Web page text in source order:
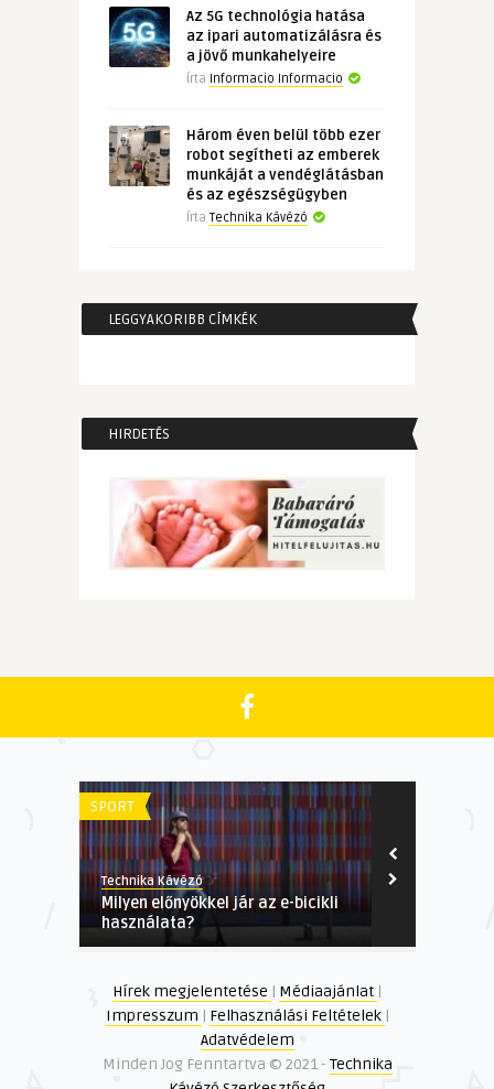
Az 5G technológia hatása
az ipari automatizálásra és
a jövő munkahelyeire
Írta Informacio Informacio
Három éven belül több ezer
robot segítheti az emberek
munkáját a vendéglátásban
és az egészségügyben
Írta Technika Kávézó
LEGGYAKORIBB CÍMKÉK
HIRDETÉS
SPORT
Technika Kávézó
Milyen előnyökkel jár az e-bicikli
használata?
Hírek megjelentetése | Médiaajánlat |
Impresszum | Felhasználási Feltételek |
Adatvédelem
Minden Jog Fenntartva © 2021 - Technika